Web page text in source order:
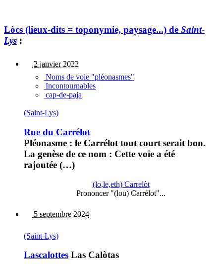
Lòcs (lieux-dits = toponymie, paysage...) de Saint-
Lys :
2 janvier 2022
Noms de voie "pléonasmes"
Incontournables
cap-de-paja
(Saint-Lys)
Rue du Carrélot
Pléonasme : le Carrélot tout court serait bon.
La genèse de ce nom : Cette voie a été
rajoutée (…)
(lo,le,eth) Carrelòt
Prononcer "(lou) Carrélot"...
5 septembre 2024
(Saint-Lys)
Lascalottes Las Calòtas